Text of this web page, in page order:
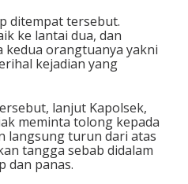
ditempat tersebut.
ke lantai dua, dan
kedua orangtuanya yakni
kejadian yang
lanjut Kapolsek,
meminta tolong kepada
langsung turun dari atas
tangga sebab didalam
dan panas.